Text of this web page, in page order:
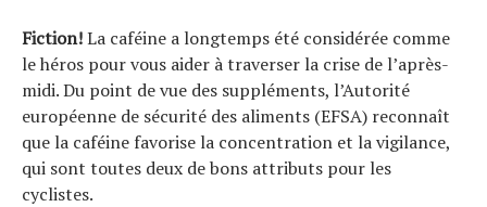
Fiction!La caféine a longtemps été considérée comme
le héros pour vous aider à traverser la crise de l’après-
midi. Du point de vue des suppléments, l’Autorité
européenne de sécurité des aliments (EFSA) reconnaît
que la caféine favorise la concentration et la vigilance,
qui sont toutes deux de bons attributs pour les
cyclistes.